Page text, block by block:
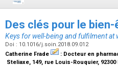
Des clés pour le
Keys for well-being and fulfilment at
Doi : 10.1016/j.soin.2018.09.012
Catherine Frade
: Docteur en
Steliaxe, 149, rue Louis-Rouquier,